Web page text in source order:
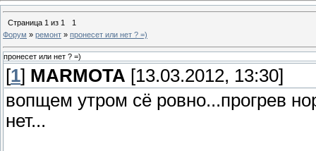
Страница 1 из 1
1
Форум » ремонт » пронесет или нет ? =)
пронесет или нет ? =)
[1] MARMOTA [13.03.2012, 13:30]
вопщем утром сё ровно...прогрев
нет...